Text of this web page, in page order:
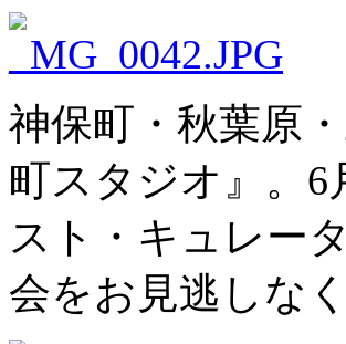
神保町・秋葉原
町スタジオ』。
スト・キュレー
会をお見逃しな